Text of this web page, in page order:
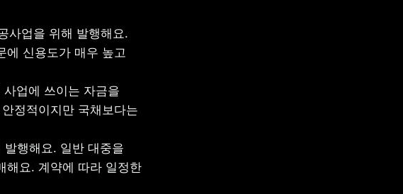
사업을 위해 발행해요.
에 신용도가 매우 높고
업에 쓰이는 자금을
정적이지만 국채보다는
행해요. 일반 대중을
해요. 계약에 따라 일정한